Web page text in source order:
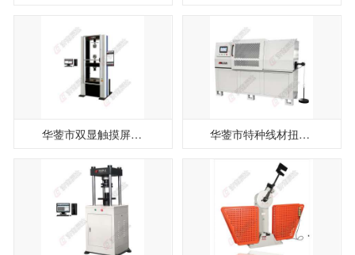
华蓥市双显触摸屏电子万能试验机WDW-100E 华蓥市特种线材扭转试验机NJ-SY8X